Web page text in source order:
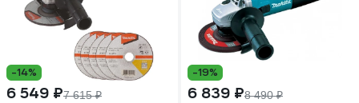
-14%
6 549 ₽7 615 ₽
-19%
6 839 ₽8 490 ₽